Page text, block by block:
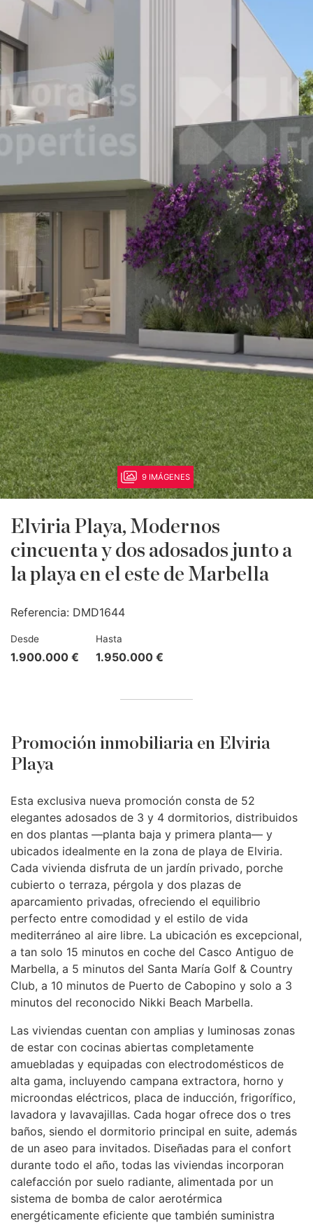
9 IMÁGENES
Elviria Playa, Modernos
cincuenta y dos adosados junto a
la playa en el este de Marbella
Referencia: DMD1644
Desde
1.900.000 €
Hasta
1.950.000 €
Promoción inmobiliaria en Elviria
Playa
Esta exclusiva nueva promoción consta de 52
elegantes adosados de 3 y 4 dormitorios, distribuidos
en dos plantas —planta baja y primera planta— y
ubicados idealmente en la zona de playa de Elviria.
Cada vivienda disfruta de un jardín privado, porche
cubierto o terraza, pérgola y dos plazas de
aparcamiento privadas, ofreciendo el equilibrio
perfecto entre comodidad y el estilo de vida
mediterráneo al aire libre. La ubicación es excepcional,
a tan solo 15 minutos en coche del Casco Antiguo de
Marbella, a 5 minutos del Santa María Golf & Country
Club, a 10 minutos de Puerto de Cabopino y solo a 3
minutos del reconocido Nikki Beach Marbella.
Las viviendas cuentan con amplias y luminosas zonas
de estar con cocinas abiertas completamente
amuebladas y equipadas con electrodomésticos de
alta gama, incluyendo campana extractora, horno y
microondas eléctricos, placa de inducción, frigorífico,
lavadora y lavavajillas. Cada hogar ofrece dos o tres
baños, siendo el dormitorio principal en suite, además
de un aseo para invitados. Diseñadas para el confort
durante todo el año, todas las viviendas incorporan
calefacción por suelo radiante, alimentada por un
sistema de bomba de calor aerotérmica
energéticamente eficiente que también suministra